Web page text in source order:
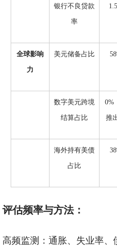
银行不良贷款
率
全球影响
力
美元储备占比
数字美元跨境
结算占比
0%
推
海外持有美债
占比
评估频率与方法：
高频监测：通胀、失业率